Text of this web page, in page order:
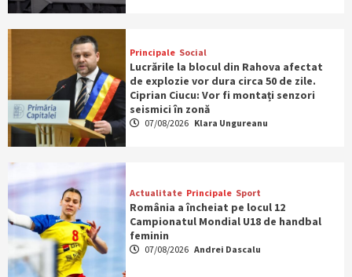
Principale Social
Lucrările la blocul din Rahova afectat
de explozie vor dura circa 50 de zile.
Ciprian Ciucu: Vor fi montați senzori
seismici în zonă
07/08/2026 Klara Ungureanu
Actualitate Principale Sport
România a încheiat pe locul 12
Campionatul Mondial U18 de handbal
feminin
07/08/2026 Andrei Dascalu